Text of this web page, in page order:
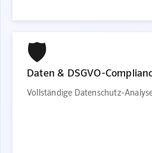
🛡️
Daten & DSGVO-
Vollständige Datenschutz-